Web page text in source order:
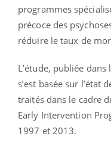
programmes
précoce des
réduire le taux de
L’étude, publiée dans
s’est basée sur l’état
traités dans le cadre
Early Intervention
1997 et 2013.